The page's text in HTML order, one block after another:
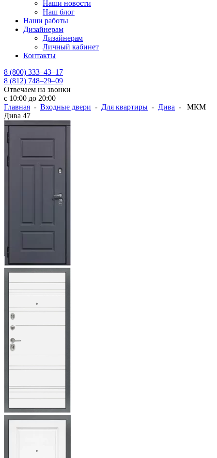
Наши новости
Наш блог
Наши работы
Дизайнерам
Дизайнерам
Личный кабинет
Контакты
8 (800) 333–43–17
8 (812) 748–29–09
Отвечаем на звонки
с 10:00 до 20:00
Главная - Входные двери - Для квартиры - Дива - МКМ
Дива 47